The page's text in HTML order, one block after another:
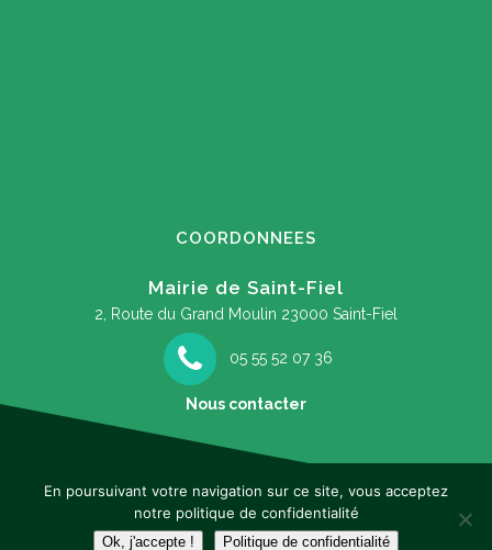
COORDONNEES
Mairie de Saint-Fiel
2, Route du Grand Moulin 23000 Saint-Fiel
05 55 52 07 36
Nous contacter
Mentions légales
En poursuivant votre navigation sur ce site, vous acceptez
notre politique de confidentialité
Ok, j'accepte ! Politique de confidentialité